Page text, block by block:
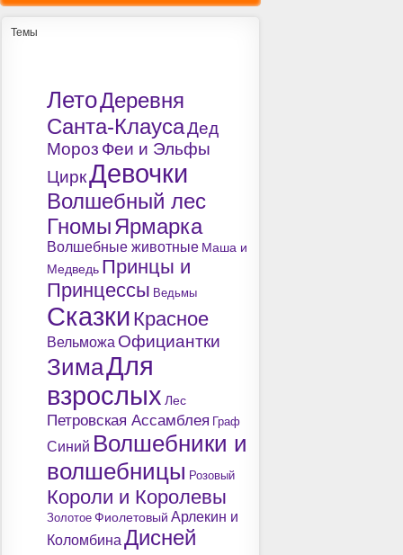
Темы
ЛетоДеревня
Санта-КлаусаДед
Мороз Феи и Эльфы
ЦиркДевочки
Волшебный лес
ГномыЯрмарка
Волшебные животные Маша и
Медведь Принцы и
Принцессы Ведьмы
Сказки Красное
Вельможа Официантки
ЗимаДля
взрослых Лес
Петровская Ассамблея Граф
Синий Волшебники и
волшебницы Розовый
Короли и Королевы
Золотое Фиолетовый Арлекин и
Коломбина Дисней